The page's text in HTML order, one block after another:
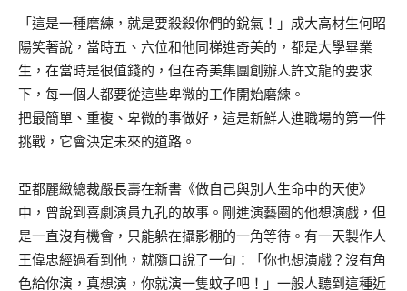
「這是一種磨練，就是要殺殺你們的銳氣！」成大高材生何昭
陽笑著說，當時五、六位和他同梯進奇美的，都是大學畢業
生，在當時是很值錢的，但在奇美集團創辦人許文龍的要求
下，每一個人都要從這些卑微的工作開始磨練。
把最簡單、重複、卑微的事做好，這是新鮮人進職場的第一件
挑戰，它會決定未來的道路。
亞都麗緻總裁嚴長壽在新書《做自己與別人生命中的天使》
中，曾說到喜劇演員九孔的故事。剛進演藝圈的他想演戲，但
是一直沒有機會，只能躲在攝影棚的一角等待。有一天製作人
王偉忠經過看到他，就隨口說了一句：「你也想演戲？沒有角
色給你演，真想演，你就演一隻蚊子吧！」一般人聽到這種近